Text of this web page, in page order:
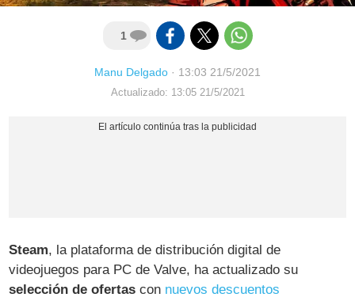
1
Manu Delgado · 13:03 21/5/2021
Actualizado: 13:05 21/5/2021
Steam, la plataforma de distribución digital de
videojuegos para PC de Valve, ha actualizado su
selección de ofertas con nuevos descuentos